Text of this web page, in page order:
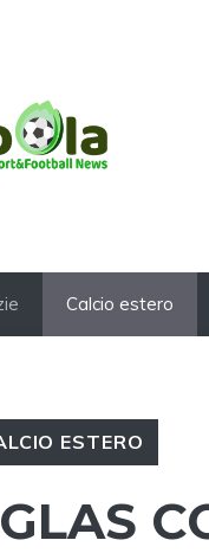
Calcio estero
ESTERO